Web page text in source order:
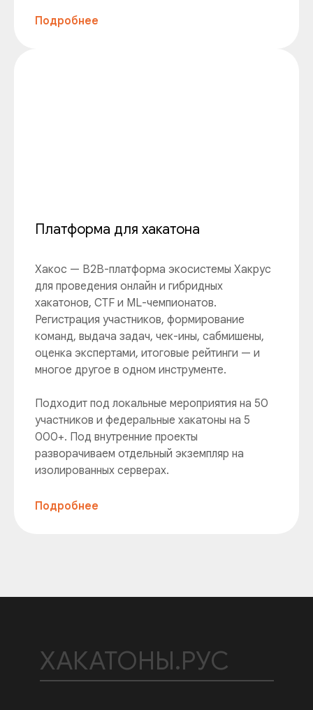
Подробнее
Платформа для хакатона
Хакос — B2B-платформа экосистемы Хакрус
для проведения онлайн и гибридных
хакатонов, CTF и ML-чемпионатов.
Регистрация участников, формирование
команд, выдача задач, чек-ины, сабмишены,
оценка экспертами, итоговые рейтинги — и
многое другое в одном инструменте.
Подходит под локальные мероприятия на 50
участников и федеральные хакатоны на 5
000+. Под внутренние проекты
разворачиваем отдельный экземпляр на
изолированных серверах.
Подробнее
ХАКАТОНЫ.РУС